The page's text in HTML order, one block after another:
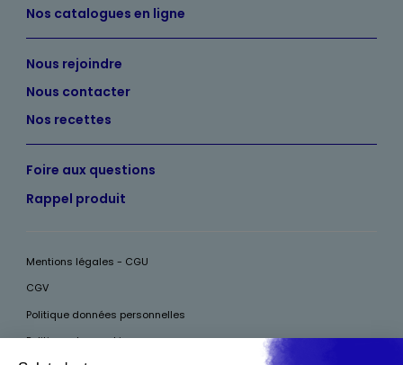
Nos catalogues en ligne
Nous rejoindre
Nous contacter
Nos recettes
Foire aux questions
Rappel produit
Mentions légales - CGU
CGV
Politique données personnelles
Politique des cookies